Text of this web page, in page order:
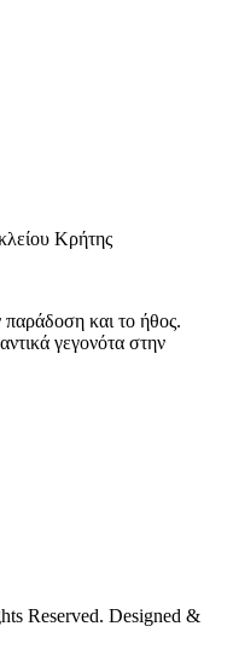
Κρήτης
παράδοση και το ήθος.
γεγονότα στην
Reserved. Designed &